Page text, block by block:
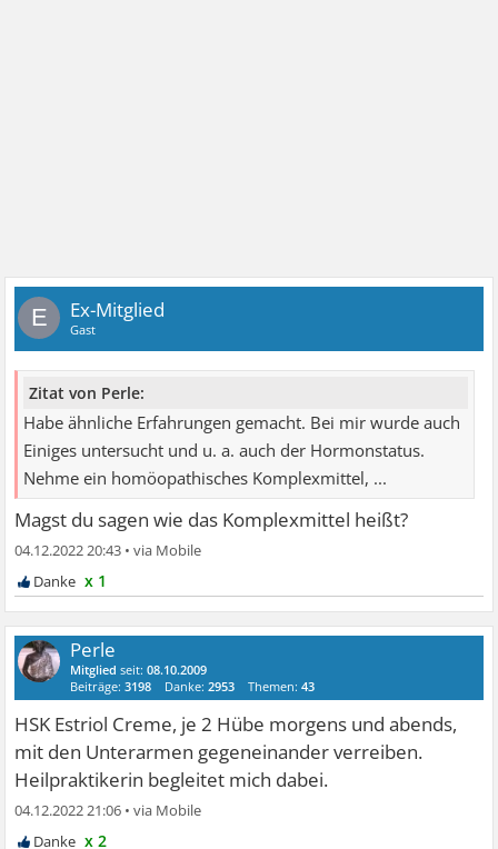
E Ex-Mitglied
Gast
Zitat von Perle:
Habe ähnliche Erfahrungen gemacht. Bei mir wurde auch
Einiges untersucht und u. a. auch der Hormonstatus.
Nehme ein homöopathisches Komplexmittel, ...
Magst du sagen wie das Komplexmittel heißt?
04.12.2022 20:43 •
x 1
Perle
Mitglied seit:08.10.2009
Beiträge:3198 Danke:2953 Themen:43
HSK Estriol Creme, je 2 Hübe morgens und abends,
mit den Unterarmen gegeneinander verreiben.
Heilpraktikerin begleitet mich dabei.
04.12.2022 21:06 •
x 2